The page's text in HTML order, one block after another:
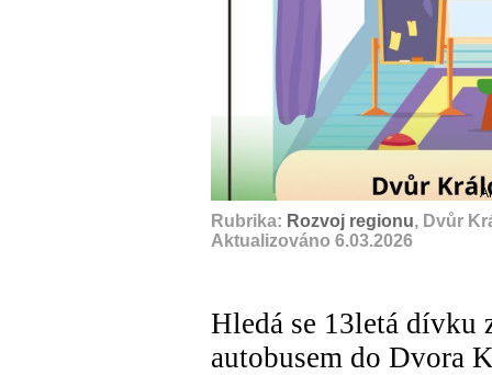
Rubrika: Rozvoj regionu, Dvůr
Aktualizováno 6.03.2026
Hledá se 13letá dívku
autobusem do Dvora